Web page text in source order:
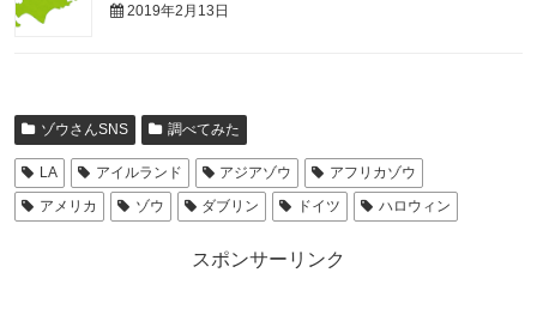
2019年2月13日
ゾウさんSNS 調べてみた
LA アイルランド アジアゾウ
アフリカゾウ
アメリカ
ゾウ ダブリン ドイツ ハロウィン
スポンサーリンク